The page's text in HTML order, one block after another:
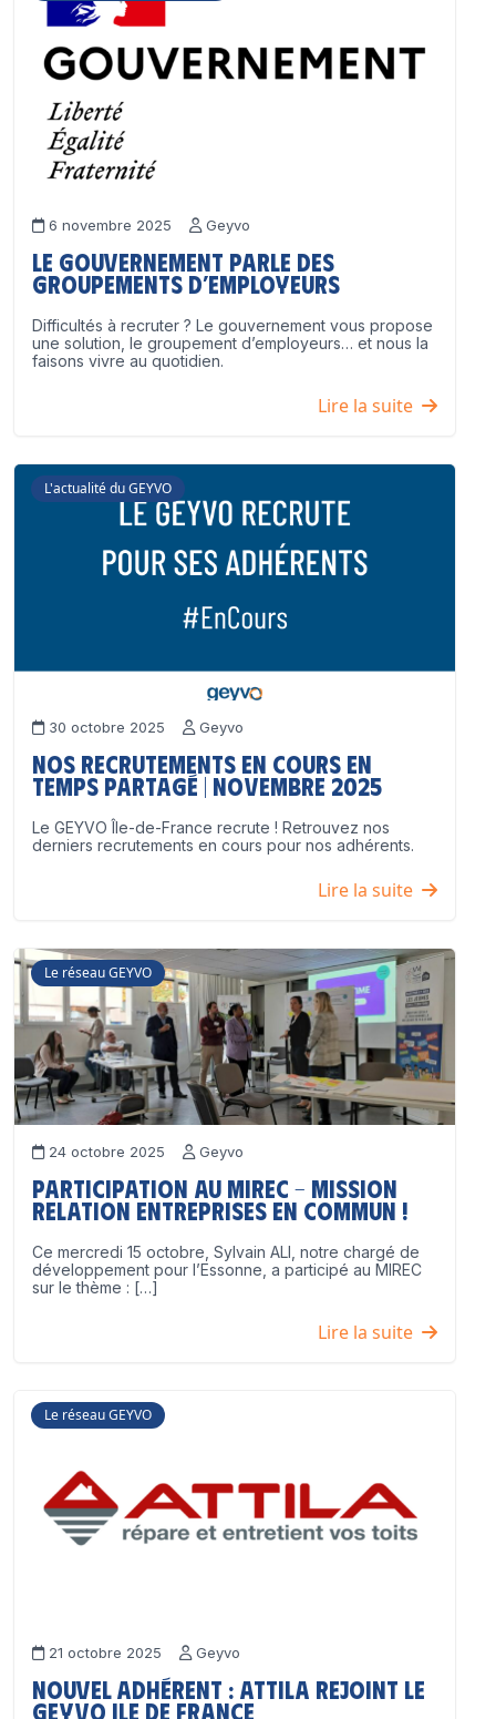
6 novembre 2025 Geyvo
Le Gouvernement parle des
groupements d’employeurs
Difficultés à recruter ? Le gouvernement vous propose
une solution, le groupement d’employeurs… et nous la
faisons vivre au quotidien.
Lire la suite
L'actualité du GEYVO
30 octobre 2025 Geyvo
Nos recrutements en cours en
temps partagé | Novembre 2025
Le GEYVO Île-de-France recrute ! Retrouvez nos
derniers recrutements en cours pour nos adhérents.
Lire la suite
Le réseau GEYVO
24 octobre 2025 Geyvo
Participation au MIREC – Mission
Relation Entreprises en Commun !
Ce mercredi 15 octobre, Sylvain ALI, notre chargé de
développement pour l’Essonne, a participé au MIREC
sur le thème : […]
Lire la suite
Le réseau GEYVO
21 octobre 2025 Geyvo
Nouvel adhérent : ATTILA rejoint le
GEYVO Ile de France